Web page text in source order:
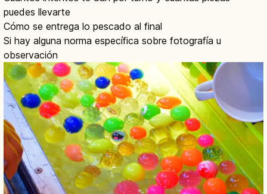
puedes llevarte
Cómo se entrega lo pescado al final
Si hay alguna norma específica sobre fotografía u
observación